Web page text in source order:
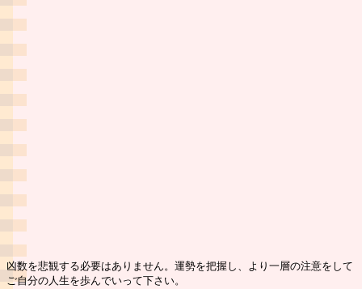
凶数を悲観する必要はありません。運勢を把握し、より一層の注意をして
ご自分の人生を歩んでいって下さい。